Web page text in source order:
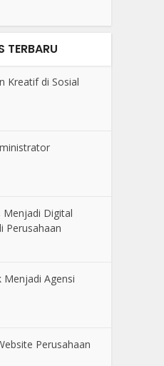
TERBARU
Kreatif di Sosial
Menjadi Digital
Perusahaan
Menjadi Agensi
Perusahaan